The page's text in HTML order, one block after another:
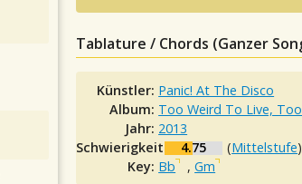
Tablature / Chords (Ganzer
Künstler: Panic! At The Disco
Album: Too Weird To Live,
Jahr: 2013
Schwierigkeit:
4.75 (Mittelstufe)
Key: Bb ,Gm